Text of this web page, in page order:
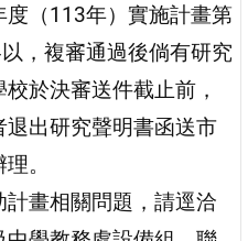
度（113年）實施計畫第
，複審通過後倘有研究
於決審送件截止前，
退出研究聲明書函送市
。
計畫相關問題，請逕洽